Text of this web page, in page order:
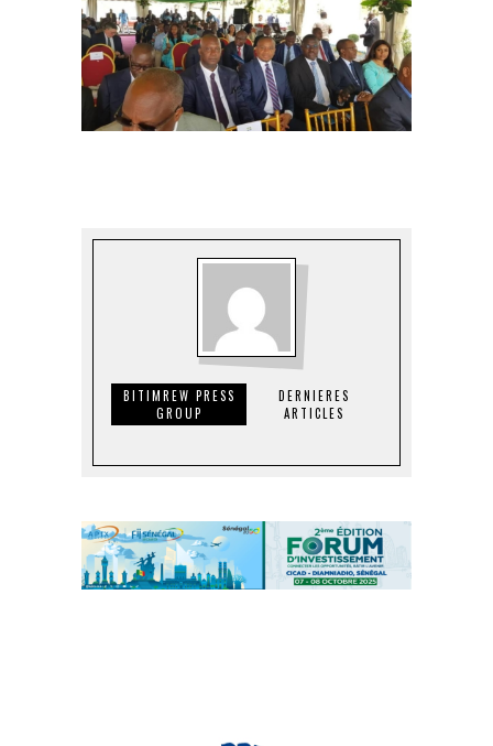
BITIMREW PRESS
GROUP
DERNIERES
ARTICLES